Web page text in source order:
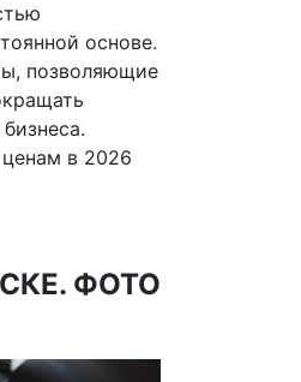
основе.
позволяющие
в 2026
ФОТО